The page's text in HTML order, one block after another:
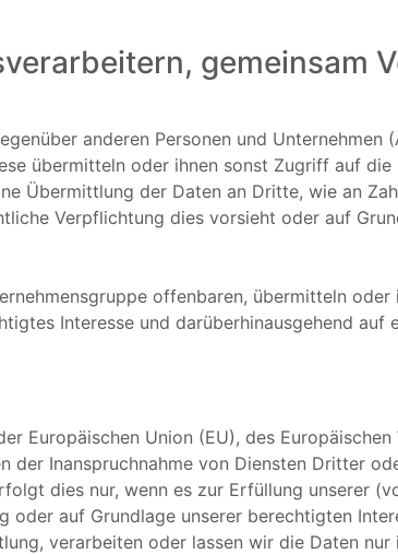
gemeinsam
anderen Personen und Unternehmen
übermitteln oder ihnen sonst Zugriff auf
Übermittlung der Daten an Dritte, wie an
Verpflichtung dies vorsieht oder auf
offenbaren, übermitteln
Interesse und darüberhinausgehend auf
Europäischen Union (EU), des
der Inanspruchnahme von Diensten Dritter
dies nur, wenn es zur Erfüllung unserer
auf Grundlage unserer berechtigten
verarbeiten oder lassen wir die Daten